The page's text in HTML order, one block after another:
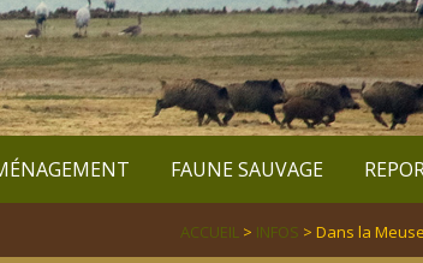
FAUNE SAUVAGE
ACCUEIL > INFOS > Dans la